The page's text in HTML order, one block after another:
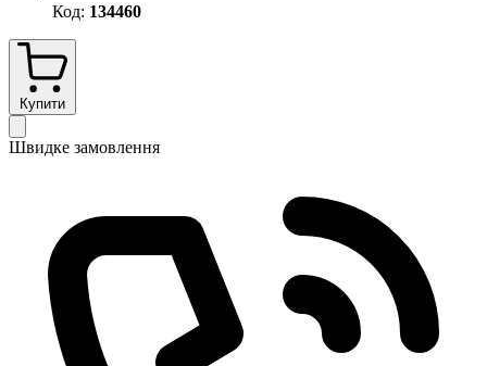
Код: 134460
Купити
Швидке замовлення